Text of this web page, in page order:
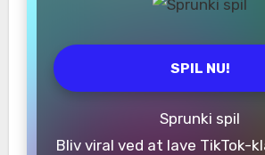
SPIL NU!
Sprunki spil
Bliv viral ved at lave TikTok-